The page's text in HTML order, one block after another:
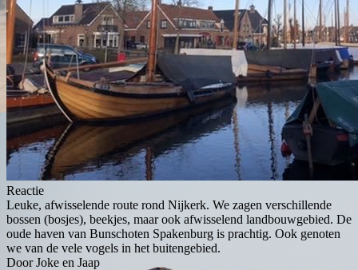
Reactie
Leuke, afwisselende route rond Nijkerk. We zagen verschillende
bossen (bosjes), beekjes, maar ook afwisselend landbouwgebied. De
oude haven van Bunschoten Spakenburg is prachtig. Ook genoten
we van de vele vogels in het buitengebied.
Door Joke en Jaap